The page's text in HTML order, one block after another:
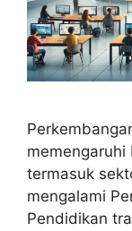
termasuk
mengalami
Pendidikan